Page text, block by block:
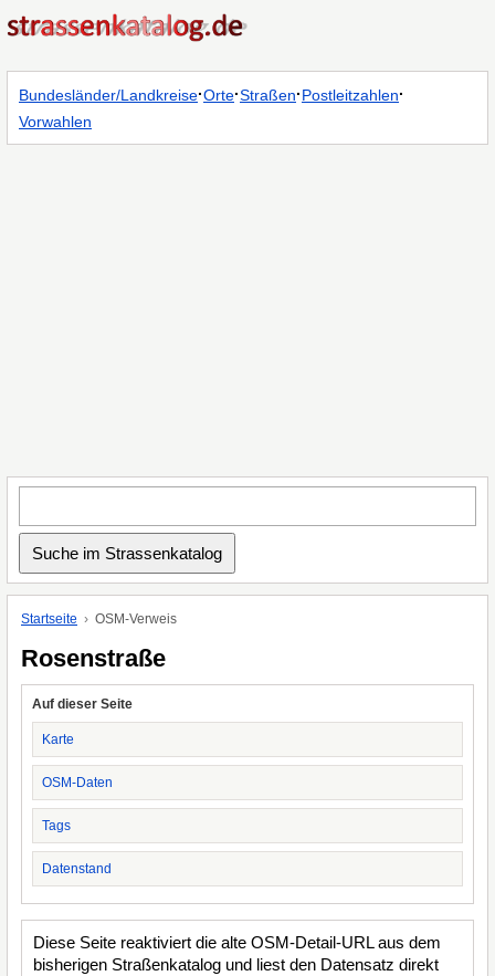
Bundesländer/Landkreise·Orte·Straßen·Postleitzahlen·
Vorwahlen
Startseite OSM-Verweis
Rosenstraße
Auf dieser Seite
Karte
OSM-Daten
Tags
Datenstand
Diese Seite reaktiviert die alte OSM-Detail-URL aus dem
bisherigen Straßenkatalog und liest den Datensatz direkt